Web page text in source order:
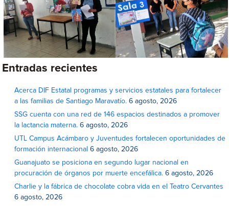
Entradas recientes
Acerca DIF Estatal programas y servicios estatales para fortalecer
a las familias de Santiago Maravatío. 6 agosto, 2026
SSG cuenta con una red de 146 espacios destinados a promover
la lactancia materna. 6 agosto, 2026
UTL Campus Acámbaro y Juventudes fortalecen oportunidades de
formación internacional 6 agosto, 2026
Guanajuato se posiciona en segundo lugar nacional en
procuración de órganos por muerte encefálica. 6 agosto, 2026
Charlie y la fábrica de chocolate cobra vida en el Teatro Cervantes
6 agosto, 2026